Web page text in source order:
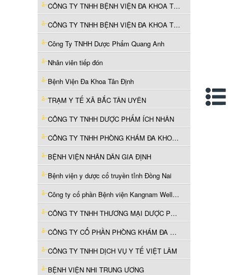
CÔNG TY TNHH BỆNH VIỆN ĐA KHOA TƯỜNG TÂM SÀI GÒN
CÔNG TY TNHH BỆNH VIỆN ĐA KHOA TƯỜNG TÂM SÀI GÒN
Công Ty TNHH Dược Phẩm Quang Anh
Nhân viên tiếp đón
Bệnh Viện Đa Khoa Tân Định
TRẠM Y TẾ XÃ BẮC TÂN UYÊN
CÔNG TY TNHH DƯỢC PHẨM ÍCH NHÂN
CÔNG TY TNHH PHÒNG KHÁM ĐA KHOA NHƠN TÂM
BỆNH VIỆN NHÂN DÂN GIA ĐỊNH
Bệnh viện y dược cổ truyền tỉnh Đồng Nai
Công ty cổ phần Bệnh viện Kangnam Wellness
CÔNG TY TNHH THƯƠNG MẠI DƯỢC PHẨM TRANG LY
CÔNG TY CỔ PHẦN PHÒNG KHÁM ĐA KHOA TÂM LONG
CÔNG TY TNHH DỊCH VỤ Y TẾ VIỆT LÂM
BỆNH VIỆN NHI TRUNG ƯƠNG